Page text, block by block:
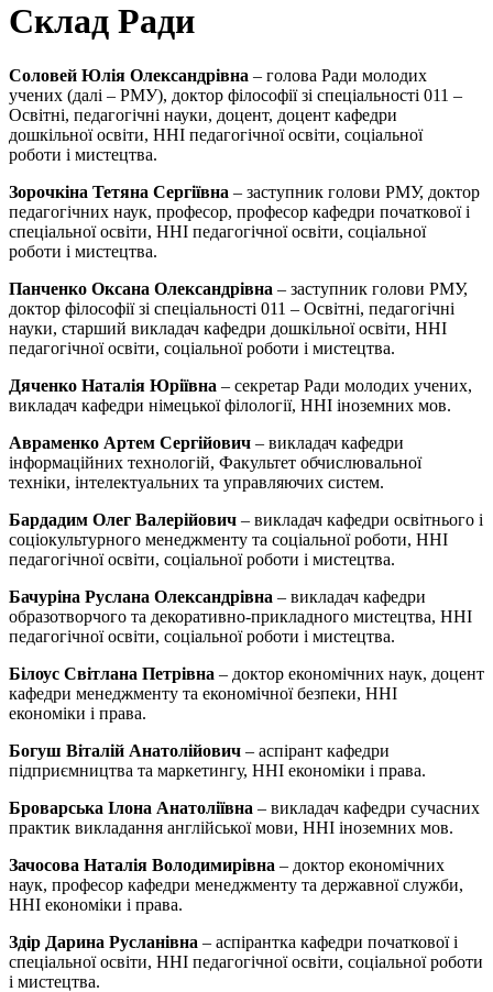
Склад Ради
Соловей Юлія Олександрівна – голова Ради молодих
учених (далі – РМУ), доктор філософії зі спеціальності 011 –
Освітні, педагогічні науки, доцент, доцент кафедри
дошкільної освіти, ННІ педагогічної освіти, соціальної
роботи і мистецтва.
Зорочкіна Тетяна Сергіївна – заступник голови РМУ, доктор
педагогічних наук, професор, професор кафедри початкової і
спеціальної освіти, ННІ педагогічної освіти, соціальної
роботи і мистецтва.
Панченко Оксана Олександрівна – заступник голови РМУ,
доктор філософії зі спеціальності 011 – Освітні, педагогічні
науки, старший викладач кафедри дошкільної освіти, ННІ
педагогічної освіти, соціальної роботи і мистецтва.
Дяченко Наталія Юріївна – секретар Ради молодих учених,
викладач кафедри німецької філології, ННІ іноземних мов.
Авраменко Артем Сергійович – викладач кафедри
інформаційних технологій, Факультет обчислювальної
техніки, інтелектуальних та управляючих систем.
Бардадим Олег Валерійович – викладач кафедри освітнього і
соціокультурного менеджменту та соціальної роботи, ННІ
педагогічної освіти, соціальної роботи і мистецтва.
Бачуріна Руслана Олександрівна – викладач кафедри
образотворчого та декоративно-прикладного мистецтва, ННІ
педагогічної освіти, соціальної роботи і мистецтва.
Білоус Світлана Петрівна – доктор економічних наук, доцент
кафедри менеджменту та економічної безпеки, ННІ
економіки і права.
Богуш Віталій Анатолійович – аспірант кафедри
підприємництва та маркетингу, ННІ економіки і права.
Броварська Ілона Анатоліївна – викладач кафедри сучасних
практик викладання англійської мови, ННІ іноземних мов.
Зачосова Наталія Володимирівна – доктор економічних
наук, професор кафедри менеджменту та державної служби,
ННІ економіки і права.
Здір Дарина Русланівна – аспірантка кафедри початкової і
спеціальної освіти, ННІ педагогічної освіти, соціальної роботи
і мистецтва.